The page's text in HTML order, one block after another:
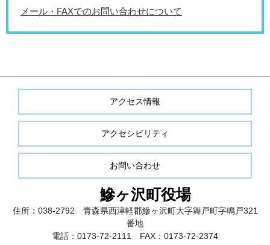
メール・FAXでのお問い合わせについて
アクセス情報
アクセシビリティ
お問い合わせ
鰺ヶ沢町役場
住所：038-2792 青森県西津軽郡鰺ヶ沢町大字舞戸町字鳴戸321
番地
電話：0173-72-2111 FAX：0173-72-2374